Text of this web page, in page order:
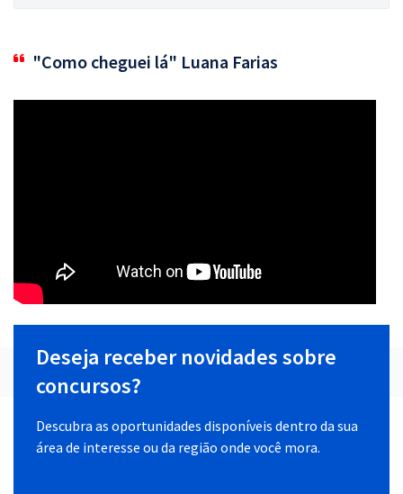
"Como cheguei lá" Luana Farias
Deseja receber novidades sobre
concursos?
Descubra as oportunidades disponíveis dentro da sua
área de interesse ou da região onde você mora.